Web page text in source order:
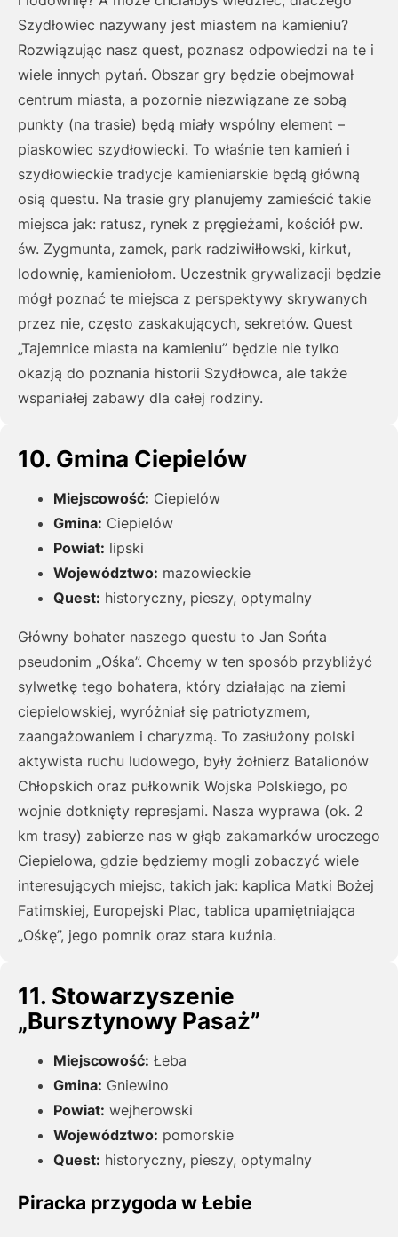
Szydłowiec nazywany jest miastem na kamieniu?
Rozwiązując nasz quest, poznasz odpowiedzi na te i
wiele innych pytań. Obszar gry będzie obejmował
centrum miasta, a pozornie niezwiązane ze sobą
punkty (na trasie) będą miały wspólny element –
piaskowiec szydłowiecki. To właśnie ten kamień i
szydłowieckie tradycje kamieniarskie będą główną
osią questu. Na trasie gry planujemy zamieścić takie
miejsca jak: ratusz, rynek z pręgieżami, kościół pw.
św. Zygmunta, zamek, park radziwiłłowski, kirkut,
lodownię, kamieniołom. Uczestnik grywalizacji będzie
mógł poznać te miejsca z perspektywy skrywanych
przez nie, często zaskakujących, sekretów. Quest
„Tajemnice miasta na kamieniu” będzie nie tylko
okazją do poznania historii Szydłowca, ale także
wspaniałej zabawy dla całej rodziny.
10. Gmina Ciepielów
Miejscowość: Ciepielów
Gmina: Ciepielów
Powiat: lipski
Województwo: mazowieckie
Quest: historyczny, pieszy, optymalny
Główny bohater naszego questu to Jan Sońta
pseudonim „Ośka”. Chcemy w ten sposób przybliżyć
sylwetkę tego bohatera, który działając na ziemi
ciepielowskiej, wyróżniał się patriotyzmem,
zaangażowaniem i charyzmą. To zasłużony polski
aktywista ruchu ludowego, były żołnierz Batalionów
Chłopskich oraz pułkownik Wojska Polskiego, po
wojnie dotknięty represjami. Nasza wyprawa (ok. 2
km trasy) zabierze nas w głąb zakamarków uroczego
Ciepielowa, gdzie będziemy mogli zobaczyć wiele
interesujących miejsc, takich jak: kaplica Matki Bożej
Fatimskiej, Europejski Plac, tablica upamiętniająca
„Ośkę”, jego pomnik oraz stara kuźnia.
11. Stowarzyszenie
„Bursztynowy Pasaż”
Miejscowość: Łeba
Gmina: Gniewino
Powiat: wejherowski
Województwo: pomorskie
Quest: historyczny, pieszy, optymalny
Piracka przygoda w Łebie